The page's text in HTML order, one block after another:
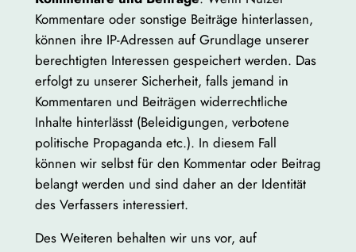
Kommentare oder sonstige Beiträge hinterlassen,
können ihre IP-Adressen auf Grundlage unserer
berechtigten Interessen gespeichert werden. Das
erfolgt zu unserer Sicherheit, falls jemand in
Kommentaren und Beiträgen widerrechtliche
Inhalte hinterlässt (Beleidigungen, verbotene
politische Propaganda etc.). In diesem Fall
können wir selbst für den Kommentar oder Beitrag
belangt werden und sind daher an der Identität
des Verfassers interessiert.
Des Weiteren behalten wir uns vor, auf